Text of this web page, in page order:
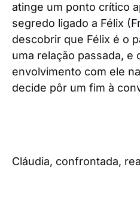
atinge um ponto crítico
segredo ligado a Félix
descobrir que Félix é o
uma relação passada, e
envolvimento com ele
decide pôr um fim à
Cláudia, confrontada,